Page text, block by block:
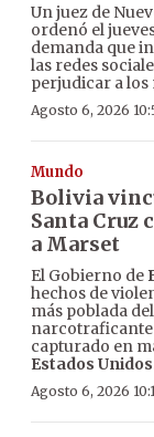
Un juez de
ordenó el
demanda que
las redes
perjudicar a los
Agosto 6, 2026
Mundo
Bolivia
Santa Cruz
a Marset
El Gobierno de
hechos de
más poblada
capturado en
Estados Unidos
Agosto 6, 2026